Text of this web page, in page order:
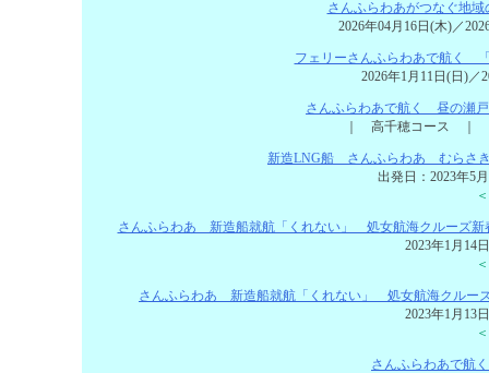
さんふらわあがつなぐ地
2026年04月16日(木)／
フェリーさんふらわあで航く
2026年1月11日(日)／
さんふらわあで航く 昼の瀬
｜ 高千穂コース ｜
新造LNG船 さんふらわあ むらさ
出発日：2023年5
さんふらわあ 新造船就航「くれない」 処女航海クルーズ新
2023年1月
さんふらわあ 新造船就航「くれない」 処女航海クルー
2023年1月
さんふらわあで航